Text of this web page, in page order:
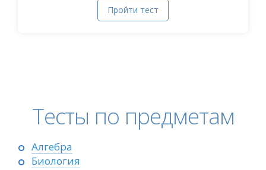
Пройти тест
Тесты по предметам
Алгебра
Биология